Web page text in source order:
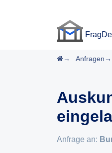
Startseite
Anfragen
Anfrage an: